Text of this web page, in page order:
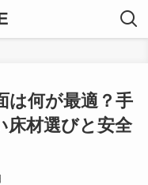
は何が最適？手
床材選びと安全